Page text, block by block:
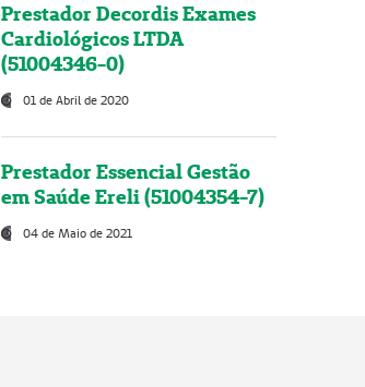
Prestador Decordis Exames
Cardiológicos LTDA
(51004346-0)
01 de Abril de 2020
Prestador Essencial Gestão
em Saúde Ereli (51004354-7)
04 de Maio de 2021